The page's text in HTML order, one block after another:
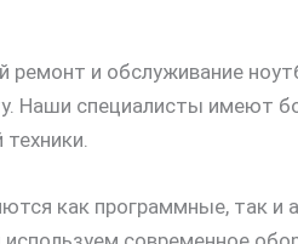
ремонт и обслуживание
Наши специалисты имеют
как программные, так и